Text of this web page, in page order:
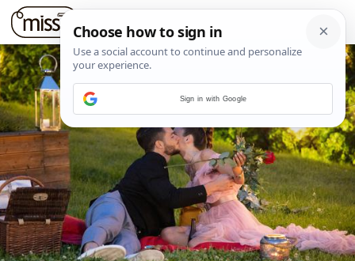
Sign in with Google